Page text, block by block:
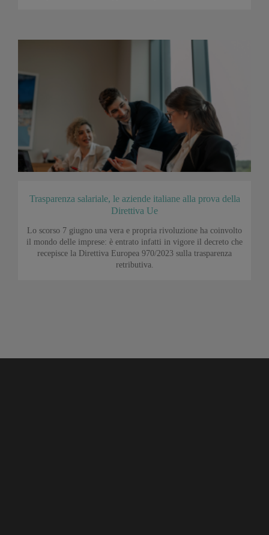
Trasparenza salariale, le aziende italiane alla prova della
Direttiva Ue
Lo scorso 7 giugno una vera e propria rivoluzione ha coinvolto
il mondo delle imprese: è entrato infatti in vigore il decreto che
recepisce la Direttiva Europea 970/2023 sulla trasparenza
retributiva.